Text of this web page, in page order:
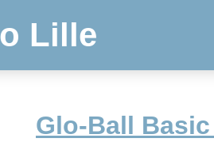
Lille
Glo-Ball Basic